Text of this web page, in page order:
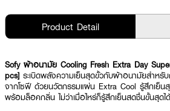
Product Detail
Sofy ผ้าอนามัย Cooling Fresh Extra Day
pcs] ระเบิดพลังความเย็นสุดขั้วกับผ้าอนามัยสำห
จากโซฟี ด้วยนวัตกรรมแผ่น Extra Cool รู้สึกเย็น
พร้อมล็อคกลิ่น ไม่ว่าเมื่อไหร่ก็รู้สึกเย็นสดชื่นขั้นสุดไ